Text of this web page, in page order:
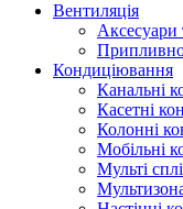
Вентиляція
Аксесуари
Кондиціювання
Канальні
Касетні
Колонні
Мобільні
Мульті